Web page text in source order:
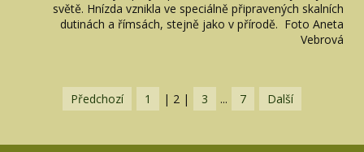
světě. Hnízda vznikla ve speciálně připravených skalních
dutinách a římsách, stejně jako v přírodě. Foto Aneta
Vebrová
Předchozí 1 | 2 | 3 ... 7 Další